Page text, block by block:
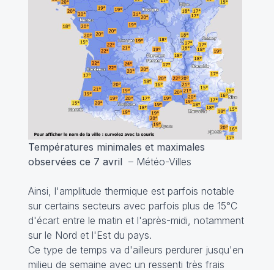
Températures minimales et maximales
observées ce 7 avril – Météo-Villes
Ainsi, l'amplitude thermique est parfois notable
sur certains secteurs avec parfois plus de 15°C
d'écart entre le matin et l'après-midi, notamment
sur le Nord et l'Est du pays.
Ce type de temps va d'ailleurs perdurer jusqu'en
milieu de semaine avec un ressenti très frais